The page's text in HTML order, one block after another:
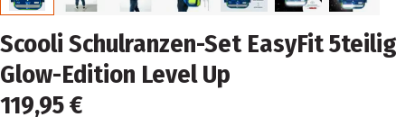
Scooli Schulranzen-Set EasyFit 5teilig
Glow-Edition Level Up
119,95 €